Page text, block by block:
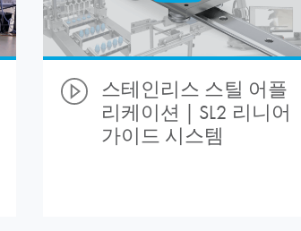
스테인리스 스틸 어플
리케이션 | SL2 리니어
가이드 시스템